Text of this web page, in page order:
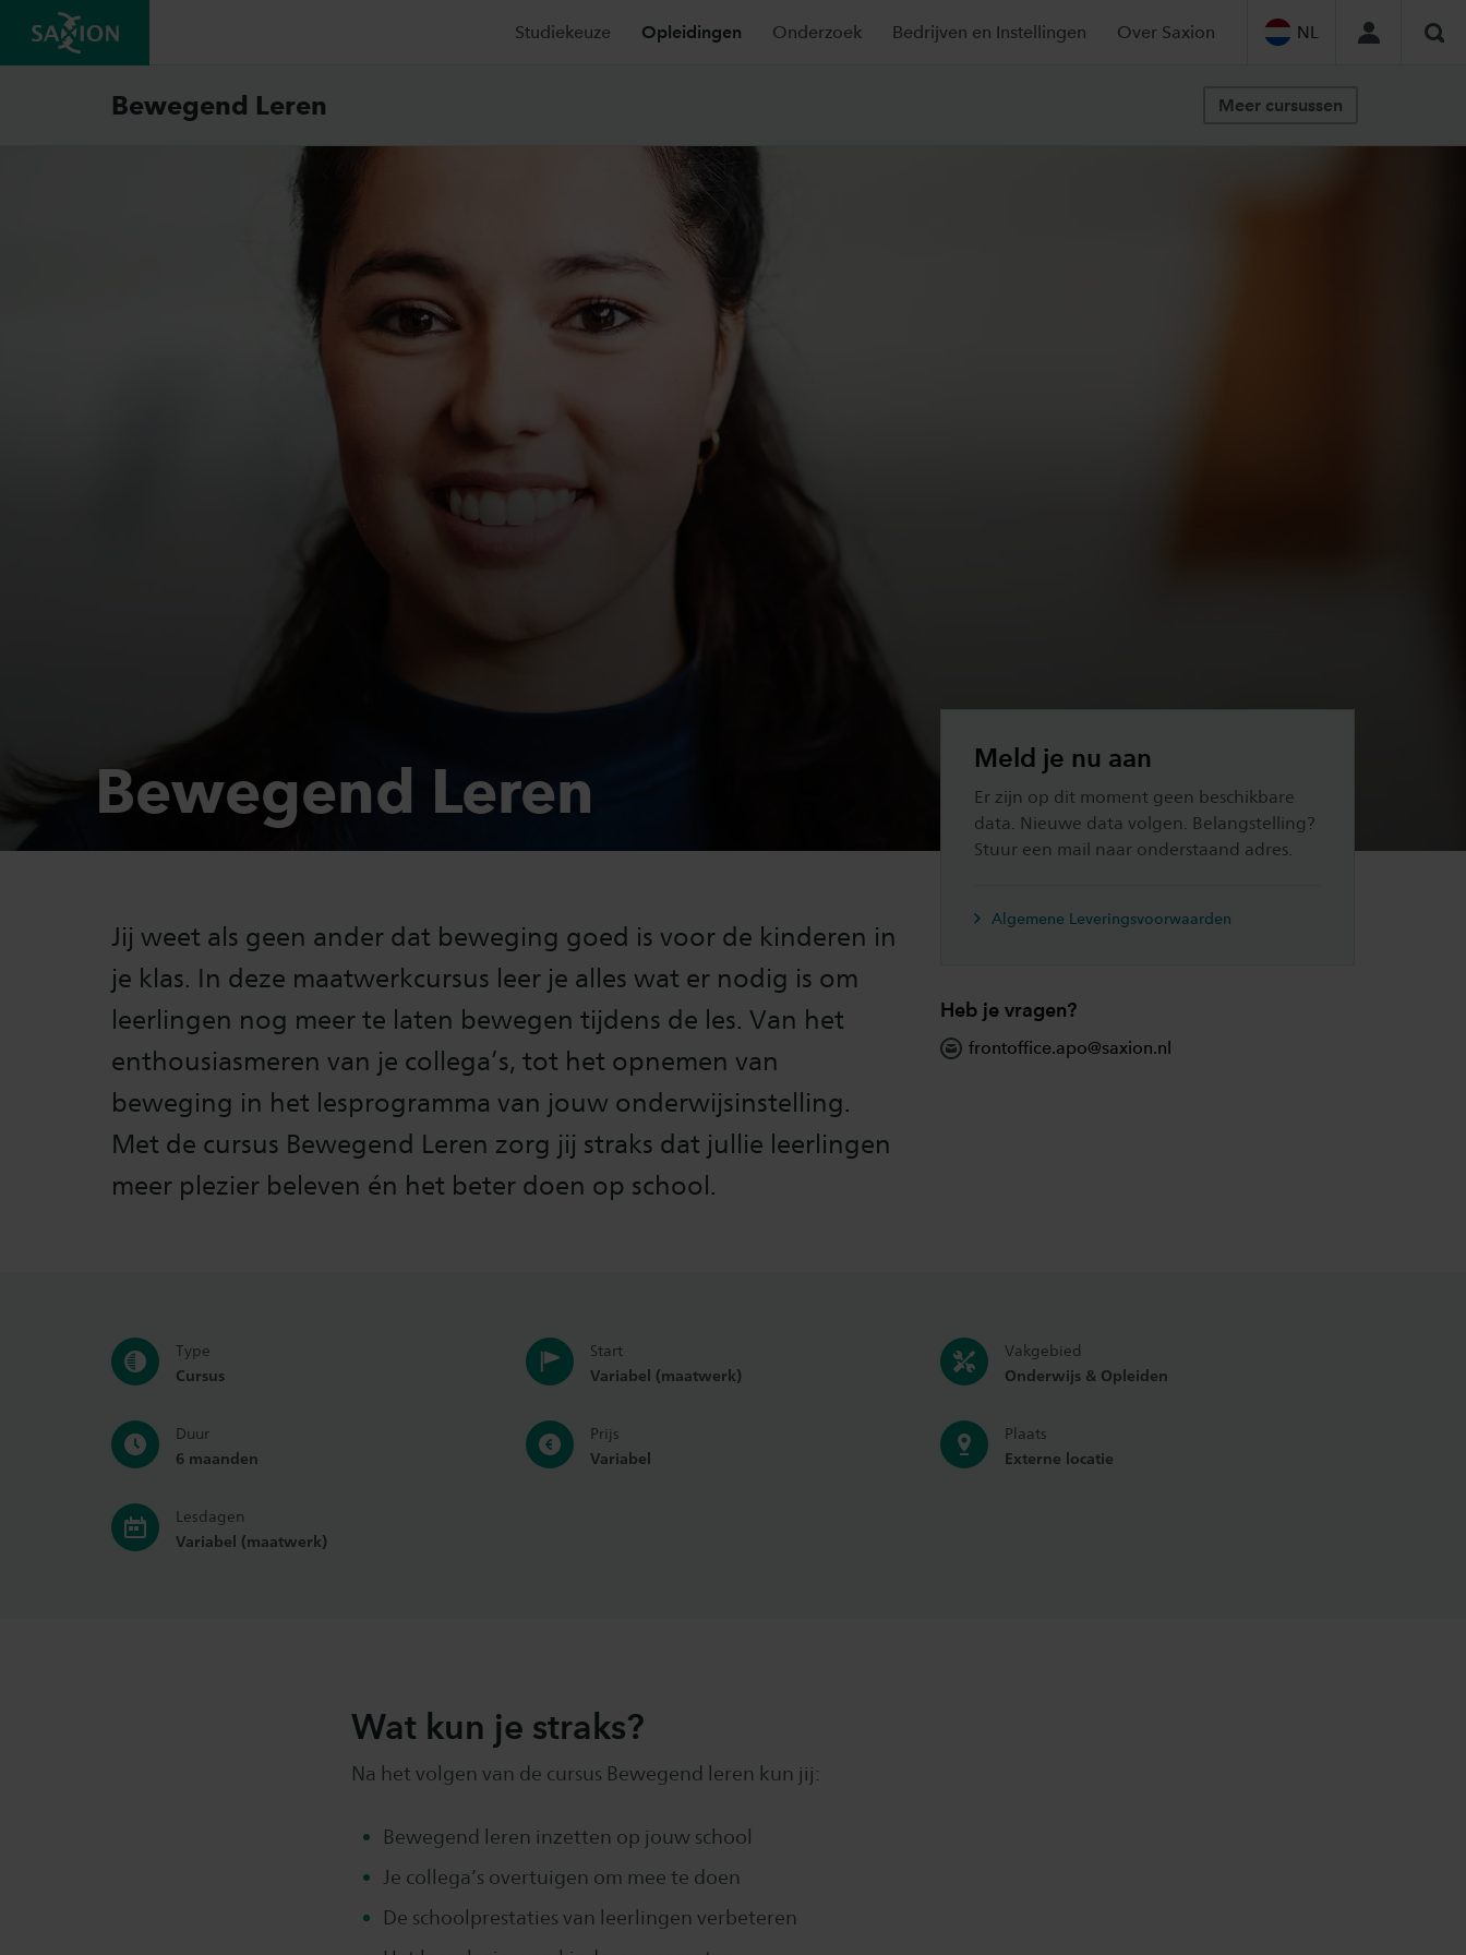
Studiekeuze Opleidingen Onderzoek Bedrijven en Instellingen Over Saxion NL
Bewegend Leren Meer cursussen
Bewegend Leren
Jij weet als geen ander dat beweging goed is voor de kinderen in
je klas. In deze maatwerkcursus leer je alles wat er nodig is om
leerlingen nog meer te laten bewegen tijdens de les. Van het
enthousiasmeren van je collega’s, tot het opnemen van
beweging in het lesprogramma van jouw onderwijsinstelling.
Met de cursus Bewegend Leren zorg jij straks dat jullie leerlingen
meer plezier beleven én het beter doen op school.
Meld je nu aan
Er zijn op dit moment geen beschikbare
data. Nieuwe data volgen. Belangstelling?
Stuur een mail naar onderstaand adres.
Algemene Leveringsvoorwaarden
Heb je vragen?
frontoffice.apo@saxion.nl
Type
Cursus
Start
Variabel (maatwerk)
Vakgebied
Onderwijs & Opleiden
Duur
6 maanden
Prijs
Variabel
Plaats
Externe locatie
Lesdagen
Variabel (maatwerk)
Wat kun je straks?
Na het volgen van de cursus Bewegend leren kun jij:
Bewegend leren inzetten op jouw school
Je collega’s overtuigen om mee te doen
De schoolprestaties van leerlingen verbeteren